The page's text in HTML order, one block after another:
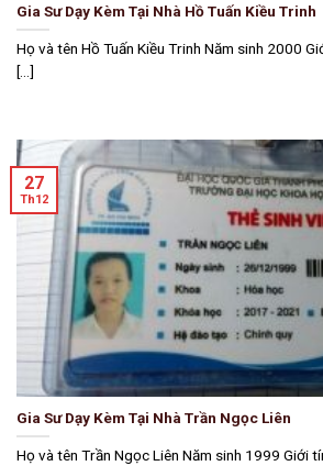
Gia Sư Dạy Kèm Tại Nhà Hồ Tuấn Kiều Trinh
Họ và tên Hồ Tuấn Kiều Trinh Năm sinh 2000
[...]
Gia Sư Dạy Kèm Tại Nhà Trần Ngọc Liên
Họ và tên Trần Ngọc Liên Năm sinh 1999 Giới
27
Th12